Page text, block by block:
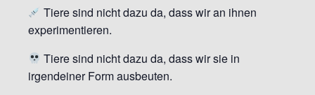
Tiere sind nicht dazu da, dass wir an ihnen
experimentieren.
Tiere sind nicht dazu da, dass wir sie in
irgendeiner Form ausbeuten.